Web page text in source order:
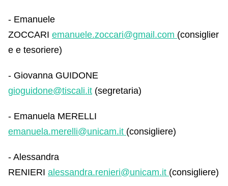
- Emanuele
ZOCCARI emanuele.zoccari@gmail.com (consiglier
e e tesoriere)
- Giovanna GUIDONE
gioguidone@tiscali.it (segretaria)
- Emanuela MERELLI
emanuela.merelli@unicam.it (consigliere)
- Alessandra
RENIERI alessandra.renieri@unicam.it (consigliere)